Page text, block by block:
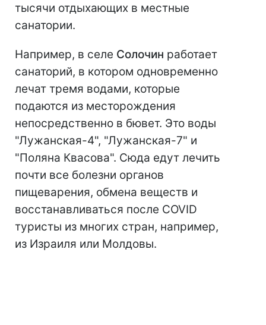
тысячи отдыхающих в местные
санатории.
Например, в селе Солочин работает
санаторий, в котором одновременно
лечат тремя водами, которые
подаются из месторождения
непосредственно в бювет. Это воды
"Лужанская-4", "Лужанская-7" и
"Поляна Квасова". Сюда едут лечить
почти все болезни органов
пищеварения, обмена веществ и
восстанавливаться после COVID
туристы из многих стран, например,
из Израиля или Молдовы.